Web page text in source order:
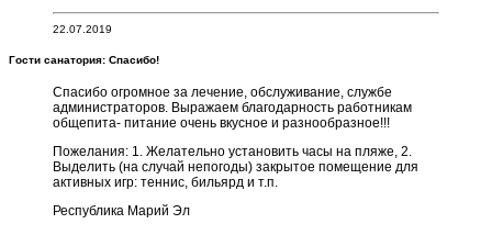
22.07.2019
Гости санатория: Спасибо!
Спасибо огромное за лечение, обслуживание, службе
администраторов. Выражаем благодарность работникам
общепита- питание очень вкусное и разнообразное!!!
Пожелания: 1. Желательно установить часы на пляже, 2.
Выделить (на случай непогоды) закрытое помещение для
активных игр: теннис, бильярд и т.п.
Республика Марий Эл